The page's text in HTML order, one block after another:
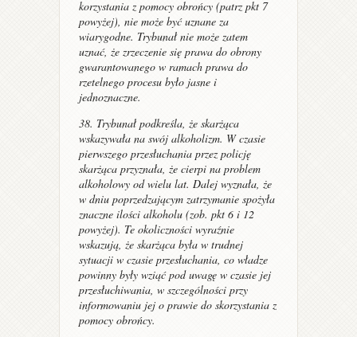
korzystania z pomocy obrońcy (patrz pkt 7
powyżej), nie może być uznane za
wiarygodne. Trybunał nie może zatem
uznać, że zrzeczenie się prawa do obrony
gwarantowanego w ramach prawa do
rzetelnego procesu było jasne i
jednoznaczne.
38. Trybunał podkreśla, że skarżąca
wskazywała na swój alkoholizm. W czasie
pierwszego przesłuchania przez policję
skarżąca przyznała, że cierpi na problem
alkoholowy od wielu lat. Dalej wyznała, że
w dniu poprzedzającym zatrzymanie spożyła
znaczne ilości alkoholu (zob. pkt 6 i 12
powyżej). Te okoliczności wyraźnie
wskazują, że skarżąca była w trudnej
sytuacji w czasie przesłuchania, co władze
powinny były wziąć pod uwagę w czasie jej
przesłuchiwania, w szczególności przy
informowaniu jej o prawie do skorzystania z
pomocy obrońcy.